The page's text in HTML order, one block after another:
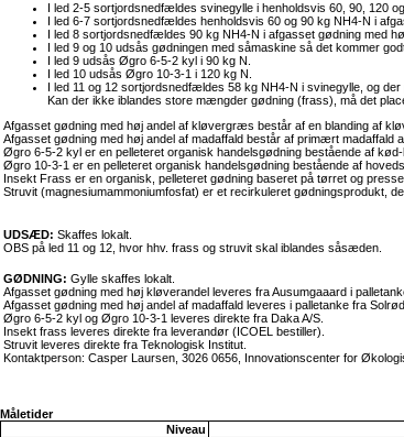
I led 2-5 sortjordsnedfældes svinegylle i henholdsvis 60, 90, 120
I led 6-7 sortjordsnedfældes henholdsvis 60 og 90 kg NH4-N i
I led 8 sortjordsnedfældes 90 kg NH4-N i afgasset gødning med
I led 9 og 10 udsås gødningen med såmaskine så det kommer
I led 9 udsås Øgro 6-5-2 kyl i 90 kg N.
I led 10 udsås Øgro 10-3-1 i 120 kg N.
I led 11 og 12 sortjordsnedfældes 58 kg NH4-N i svinegylle, og
Kan der ikke iblandes store mængder gødning (frass), må det
Afgasset gødning med høj andel af kløvergræs består af en blanding af
Afgasset gødning med høj andel af madaffald består af primært madaffald
Øgro 6-5-2 kyl er en pelleteret organisk handelsgødning bestående af
Øgro 10-3-1 er en pelleteret organisk handelsgødning bestående af
Insekt Frass er en organisk, pelleteret gødning baseret på tørret og
Struvit (magnesiumammoniumfosfat) er et recirkuleret gødningsprodukt,
UDSÆD: Skaffes lokalt.
OBS på led 11 og 12, hvor hhv. frass og struvit skal iblandes såsæden.
GØDNING: Gylle skaffes lokalt.
Afgasset gødning med høj kløverandel leveres fra Ausumgaaard i
Afgasset gødning med høj andel af madaffald leveres i palletanke fra
Øgro 6-5-2 kyl og Øgro 10-3-1 leveres direkte fra Daka A/S.
Insekt frass leveres direkte fra leverandør (ICOEL bestiller).
Struvit leveres direkte fra Teknologisk Institut.
Kontaktperson: Casper Laursen, 3026 0656, Innovationscenter for
Måletider
Niveau